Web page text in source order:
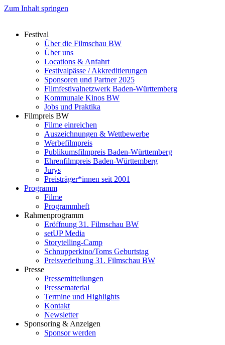
Zum Inhalt springen
Festival
Über die Filmschau BW
Über uns
Locations & Anfahrt
Festivalpässe / Akkreditierungen
Sponsoren und Partner 2025
Filmfestivalnetzwerk ­Baden-Württemberg
Kommunale Kinos BW
Jobs und Praktika
Filmpreis BW
Filme einreichen
Auszeichnungen & Wettbewerbe
Werbefilmpreis
Publikumsfilmpreis Baden-Württemberg
Ehrenfilmpreis Baden-Württemberg
Jurys
Preisträger*innen seit 2001
Programm
Filme
Programmheft
Rahmenprogramm
Eröffnung 31. Filmschau BW
setUP Media
Storytelling-Camp
Schnupperkino/Toms Geburtstag
Preisverleihung 31. Filmschau BW
Presse
Pressemitteilungen
Pressematerial
Termine und Highlights
Kontakt
Newsletter
Sponsoring & Anzeigen
Sponsor werden